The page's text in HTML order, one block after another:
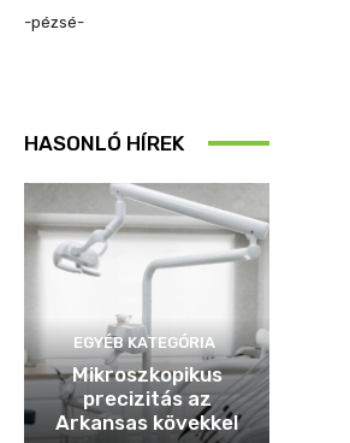
-pézsé-
HASONLÓ HÍREK
EGYÉB KATEGÓRIA
Mikroszkopikus
precizitás az
Arkansas kövekkel